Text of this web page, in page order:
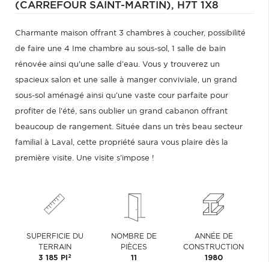
(CARREFOUR SAINT-MARTIN), H7T 1X8
Charmante maison offrant 3 chambres à coucher, possibilité
de faire une 4 Ime chambre au sous-sol, 1 salle de bain
rénovée ainsi qu'une salle d'eau. Vous y trouverez un
spacieux salon et une salle à manger conviviale, un grand
sous-sol aménagé ainsi qu'une vaste cour parfaite pour
profiter de l'été, sans oublier un grand cabanon offrant
beaucoup de rangement. Située dans un très beau secteur
familial à Laval, cette propriété saura vous plaire dès la
première visite. Une visite s'impose !
SUPERFICIE DU
TERRAIN
3 185 PI 2
NOMBRE DE
PIÈCES
11
ANNÉE DE
CONSTRUCTION
1980